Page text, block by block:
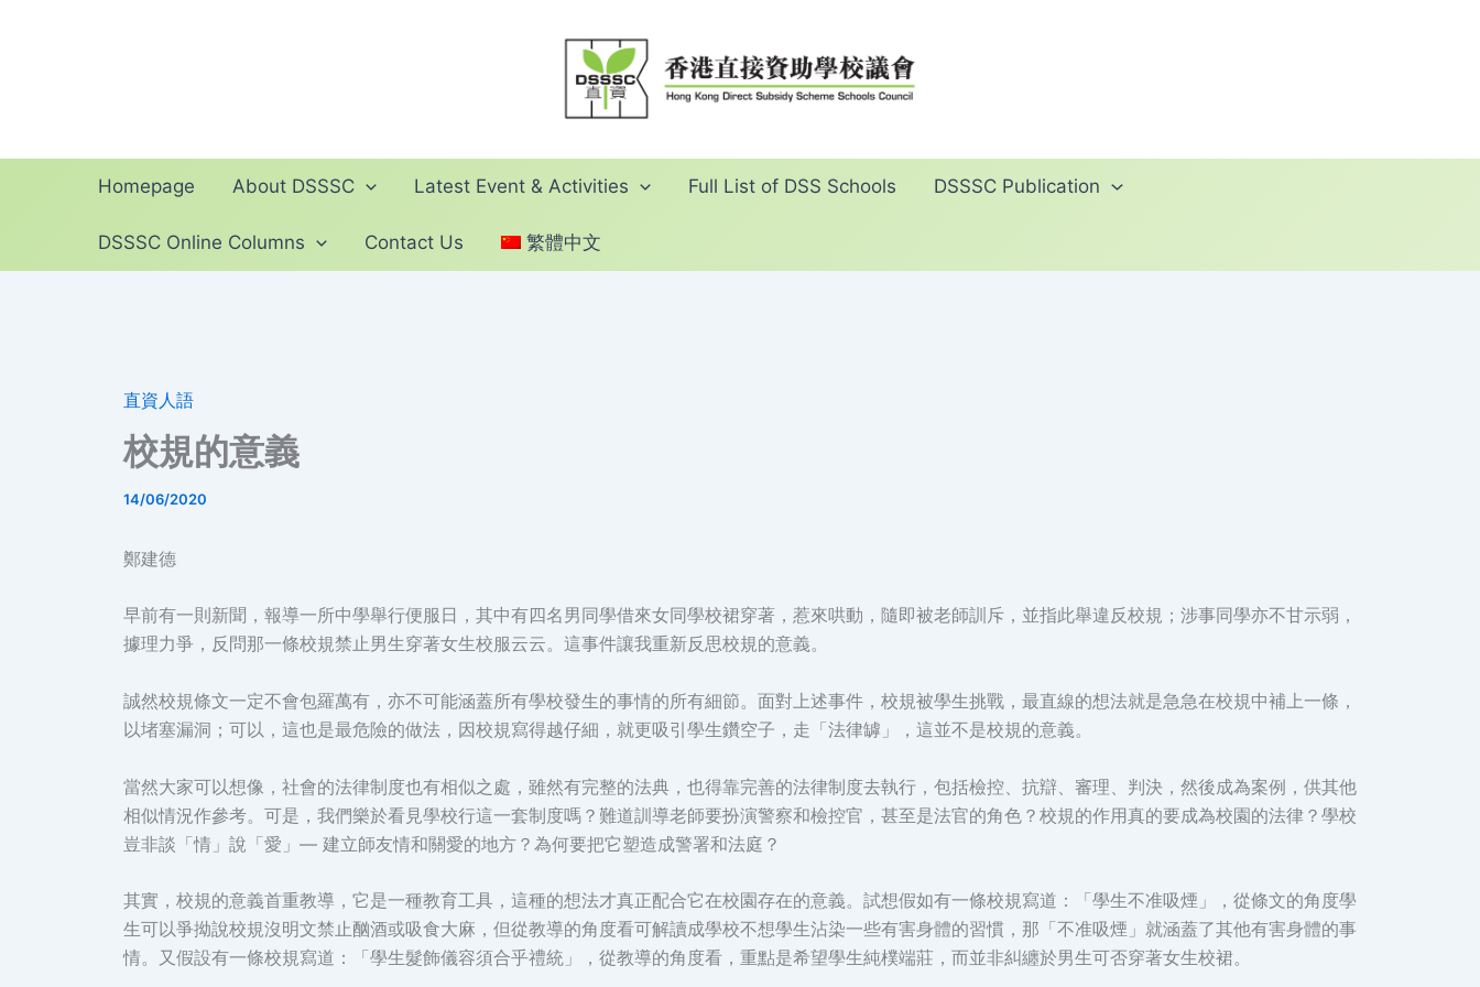
Homepage About DSSSC Latest Event & Activities Full List of DSS Schools DSSSC Publication
DSSSC Online Columns Contact Us 繁體中文
直資人語
校規的意義
14/06/2020
鄭建德
早前有一則新聞，報導一所中學舉行便服日，其中有四名男同學借來女同學校裙穿著，惹來哄動，隨即被老師訓斥，並指此舉違反校規；涉事同學亦不甘示弱，
據理力爭，反問那一條校規禁止男生穿著女生校服云云。這事件讓我重新反思校規的意義。
誠然校規條文一定不會包羅萬有，亦不可能涵蓋所有學校發生的事情的所有細節。面對上述事件，校規被學生挑戰，最直線的想法就是急急在校規中補上一條，
以堵塞漏洞；可以，這也是最危險的做法，因校規寫得越仔細，就更吸引學生鑽空子，走「法律罅」，這並不是校規的意義。
當然大家可以想像，社會的法律制度也有相似之處，雖然有完整的法典，也得靠完善的法律制度去執行，包括檢控、抗辯、審理、判決，然後成為案例，供其他
相似情況作參考。可是，我們樂於看見學校行這一套制度嗎？難道訓導老師要扮演警察和檢控官，甚至是法官的角色？校規的作用真的要成為校園的法律？學校
豈非談「情」說「愛」— 建立師友情和關愛的地方？為何要把它塑造成警署和法庭？
其實，校規的意義首重教導，它是一種教育工具，這種的想法才真正配合它在校園存在的意義。試想假如有一條校規寫道：「學生不准吸煙」，從條文的角度學
生可以爭拗說校規沒明文禁止酗酒或吸食大麻，但從教導的角度看可解讀成學校不想學生沾染一些有害身體的習慣，那「不准吸煙」就涵蓋了其他有害身體的事
情。又假設有一條校規寫道：「學生髮飾儀容須合乎禮統」，從教導的角度看，重點是希望學生純樸端莊，而並非糾纏於男生可否穿著女生校裙。